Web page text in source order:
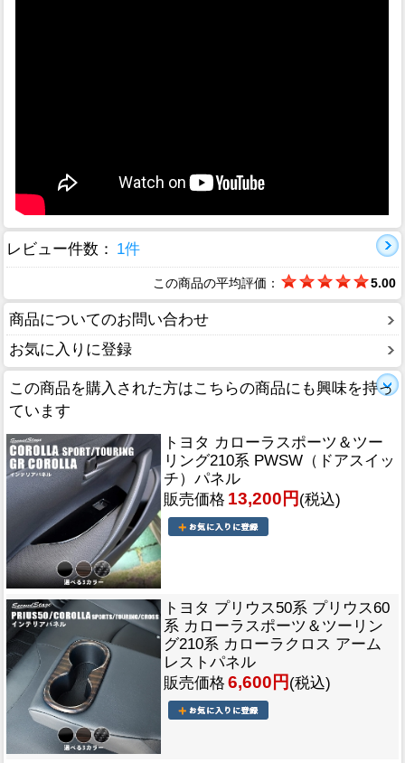
レビュー件数： 1件
この商品の平均評価： 5.00
商品についてのお問い合わせ
お気に入りに登録
この商品を購入された方はこちらの商品にも興味を持っ
ています
トヨタ カローラスポーツ＆ツー
リング210系 PWSW（ドアスイッ
チ）パネル
販売価格 13,200円 (税込)
トヨタ プリウス50系 プリウス60
系 カローラスポーツ＆ツーリン
グ210系 カローラクロス アーム
レストパネル
販売価格 6,600円 (税込)